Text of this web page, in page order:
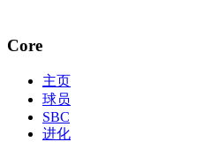
Core
主页
球员
SBC
进化